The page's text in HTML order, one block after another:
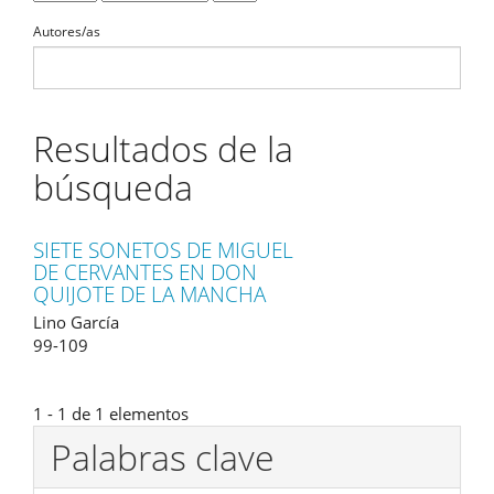
Autores/as
Resultados de la
búsqueda
SIETE SONETOS DE MIGUEL
DE CERVANTES EN DON
QUIJOTE DE LA MANCHA
Lino García
99-109
1 - 1 de 1 elementos
Palabras clave